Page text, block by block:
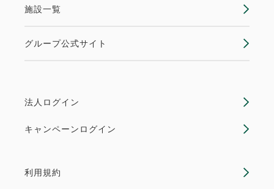
施設一覧
グループ公式サイト
法人ログイン
キャンペーンログイン
利用規約